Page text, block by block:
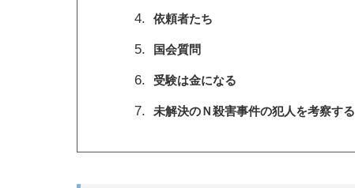
依頼者たち
国会質問
受験は金になる
未解決のＮ殺害事件の犯人を考察する